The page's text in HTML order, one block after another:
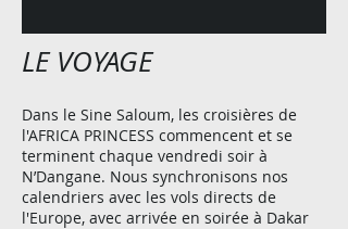
LE VOYAGE
Dans le Sine Saloum, les croisières de
l'AFRICA PRINCESS commencent et se
terminent chaque vendredi soir à
N’Dangane. Nous synchronisons nos
calendriers avec les vols directs de
l'Europe, avec arrivée en soirée à Dakar